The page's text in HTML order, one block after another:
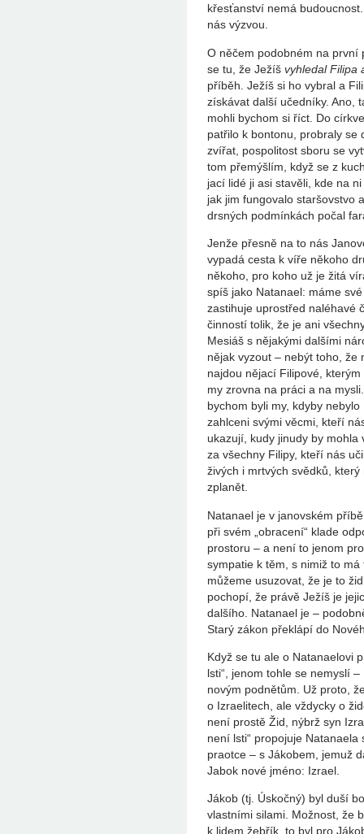
křesťanství nemá
nás výzvou.
O něčem podobném na první
se tu, že Ježíš vyhledal Filipa
příběh. Ježíš si ho vybral a
získávat další učedníky. Ano,
mohli bychom si říct. Do
patřilo k bontonu, probraly
zvířat, pospolitost sboru se
tom přemýšlím, když se z
jací lidé ji asi stavěli, kde na
jak jim fungovalo staršovstvo
drsných podmínkách počal
Jenže přesně na to nás
vypadá cesta k víře někoho
někoho, pro koho už je žitá
spíš jako Natanael: máme
zastihuje uprostřed naléhavé
činností tolik, že je ani
Mesiáš s nějakými dalšími
nějak vyzout – nebýt toho, že
najdou nějací Filipové,
my zrovna na práci a na
bychom byli my, kdyby
zahlceni svými věcmi, kteří
ukazují, kudy jinudy by mohla
za všechny Filipy, kteří nás
živých i mrtvých svědků,
zplanět.
Natanael je v janovském
při svém „obracení“ klade
prostoru – a není to jenom
sympatie k těm, s nimiž to
můžeme usuzovat, že je to
pochopí, že právě Ježíš je
dalšího. Natanael je –
Starý zákon překlápí do
Když se tu ale o Natanaelovi
lsti“, jenom tohle se nemyslí
novým podnětům. Už proto,
o Izraelitech, ale vždycky o
není prostě Žid, nýbrž syn
není lsti“ propojuje
praotce – s Jákobem, jemuž
Jabok nové jméno: Izrael.
Jákob (tj. Úskočný) byl duší
vlastními silami. Možnost, že
k lidem žebřík, to byl pro